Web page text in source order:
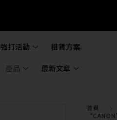
強打活動 租賃方案
產品 最新文章
首頁